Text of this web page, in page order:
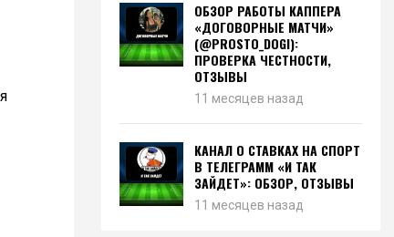
ОБЗОР РАБОТЫ КАППЕРА
«ДОГОВОРНЫЕ МАТЧИ»
(@PROSTO_DOGI):
ПРОВЕРКА ЧЕСТНОСТИ,
ОТЗЫВЫ
11 месяцев назад
КАНАЛ О СТАВКАХ НА СПОРТ
В ТЕЛЕГРАММ «И ТАК
ЗАЙДЕТ»: ОБЗОР, ОТЗЫВЫ
11 месяцев назад